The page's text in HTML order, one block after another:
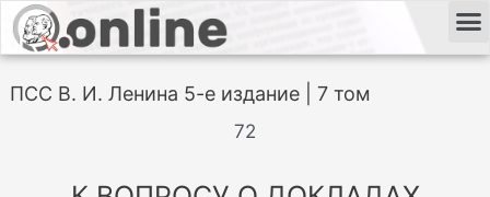
ПСС В. И. Ленина 5-е издание | 7 том
72